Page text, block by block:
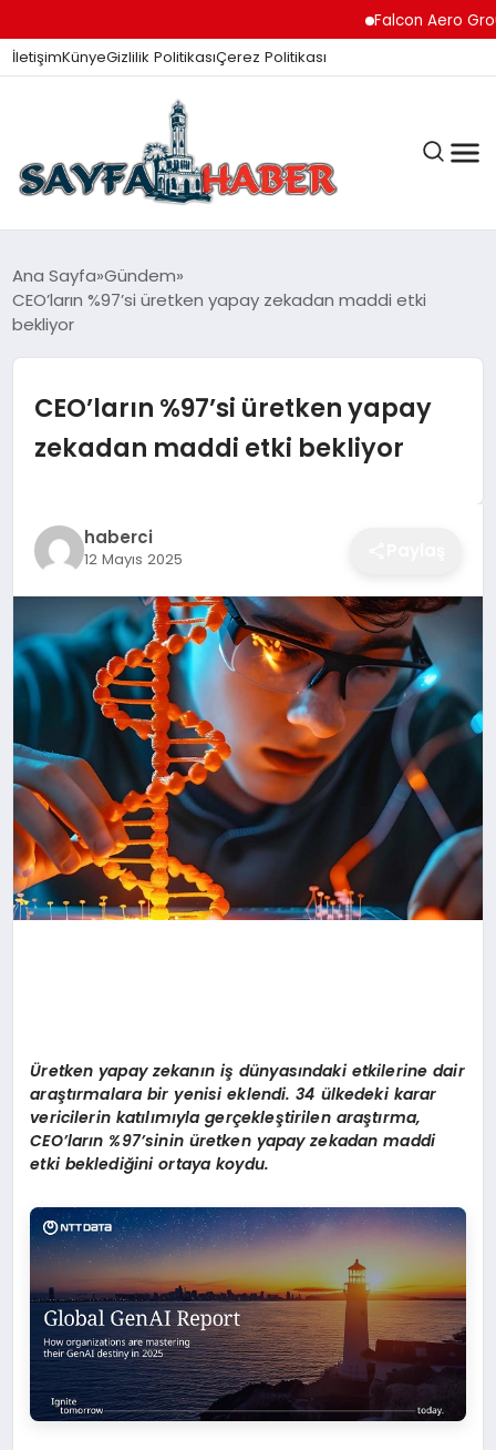
Falcon Aero Group,
İletişimKünyeGizlilik PolitikasıÇerez Politikası
ANA SAYFA
GÜNDEM
İZMIR HABERLERI
EKONOMI
SAĞLIK
SPOR
YAŞAM
Ana Sayfa Gündem
CEO’ların %97’si üretken yapay zekadan maddi etki
bekliyor
CEO’ların %97’si üretken yapay
zekadan maddi etki bekliyor
haberci
12 Mayıs 2025
Üretken yapay zekanın iş dünyasındaki etkilerine dair
araştırmalara bir yenisi eklendi. 34 ülkedeki karar
vericilerin katılımıyla gerçekleştirilen araştırma,
CEO’ların %97’sinin üretken yapay zekadan maddi
etki beklediğini ortaya koydu.